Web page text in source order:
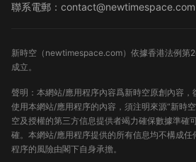
聯系電郵：contact@newtimespace.com
新時空（ newtimespace.com）依據香港法例第
成立。
聲明：本網站/應用程序內容爲新時空原創內容
使用本網站/應用程序的內容，須注明來源“新時
空及授權的第三方信息提供者竭力確保數據準確
確。本網站/應用程序提供的所有信息均不構成
程序的風險由閣下自身承擔。